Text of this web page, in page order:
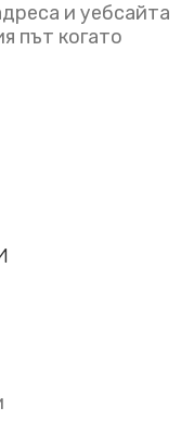
и уебсайта
път когато